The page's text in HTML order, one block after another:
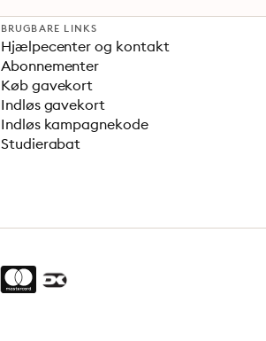
BRUGBARE LINKS
Hjælpecenter og kontakt
Abonnementer
Køb gavekort
Indløs gavekort
Indløs kampagnekode
Studierabat